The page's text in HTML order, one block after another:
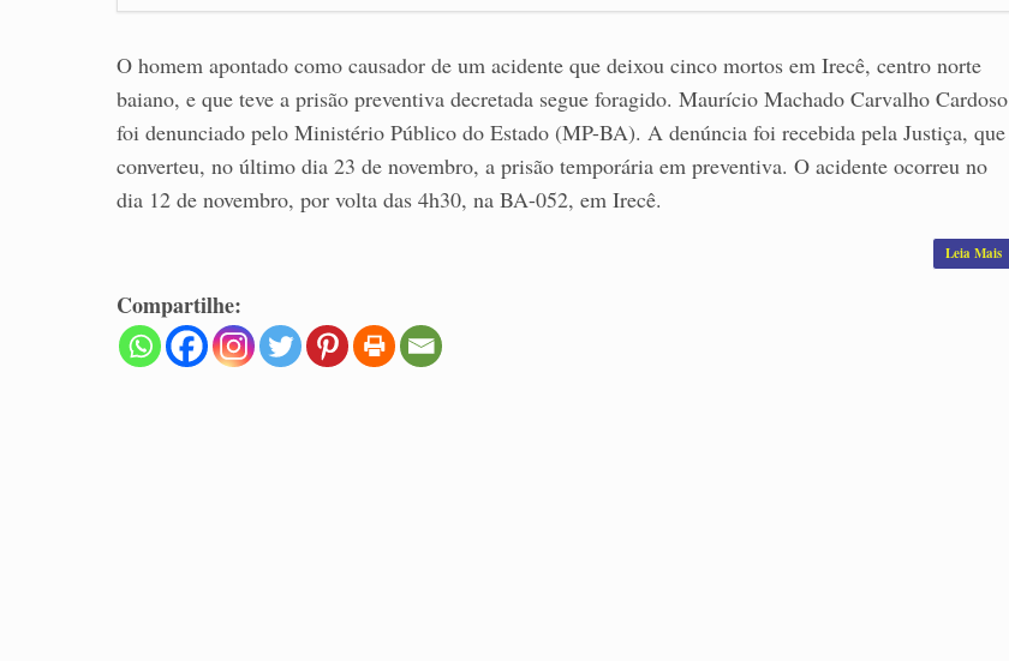
O homem apontado como causador de um acidente que deixou cinco mortos em Irecê, centro norte
baiano, e que teve a prisão preventiva decretada segue foragido. Maurício Machado Carvalho Cardoso
foi denunciado pelo Ministério Público do Estado (MP-BA). A denúncia foi recebida pela Justiça, que
converteu, no último dia 23 de novembro, a prisão temporária em preventiva. O acidente ocorreu no
dia 12 de novembro, por volta das 4h30, na BA-052, em Irecê.
Leia Mais
Compartilhe: